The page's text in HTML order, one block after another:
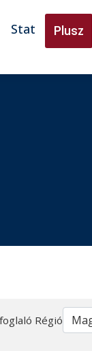
Stat Plusz
Régió